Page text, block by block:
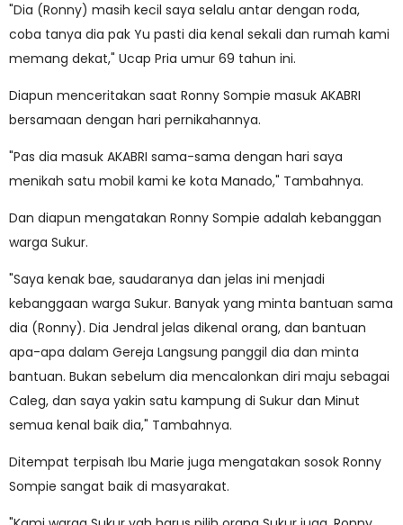
"Dia (Ronny) masih kecil saya selalu antar dengan roda,
coba tanya dia pak Yu pasti dia kenal sekali dan rumah kami
memang dekat," Ucap Pria umur 69 tahun ini.
Diapun menceritakan saat Ronny Sompie masuk AKABRI
bersamaan dengan hari pernikahannya.
"Pas dia masuk AKABRI sama-sama dengan hari saya
menikah satu mobil kami ke kota Manado," Tambahnya.
Dan diapun mengatakan Ronny Sompie adalah kebanggan
warga Sukur.
"Saya kenak bae, saudaranya dan jelas ini menjadi
kebanggaan warga Sukur. Banyak yang minta bantuan sama
dia (Ronny). Dia Jendral jelas dikenal orang, dan bantuan
apa-apa dalam Gereja Langsung panggil dia dan minta
bantuan. Bukan sebelum dia mencalonkan diri maju sebagai
Caleg, dan saya yakin satu kampung di Sukur dan Minut
semua kenal baik dia," Tambahnya.
Ditempat terpisah Ibu Marie juga mengatakan sosok Ronny
Sompie sangat baik di masyarakat.